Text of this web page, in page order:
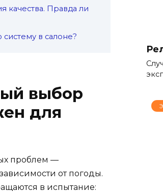
качества. Правда ли
в салоне?
выбор
для
проблем —
от погоды.
в испытание: